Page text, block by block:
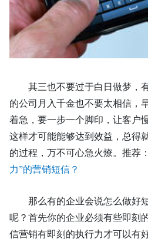
其三也不要过于白日做梦，
的公司月入千金也不要太相信，
着急，要一步一个脚印，让客户
这样才可能能够达到效益，总得
的过程，万不可心急火燎。 推荐：
力”的营销短信？
那么有的企业会说怎么做好
呢？首先你的企业必须有些即刻
信营销有即刻的执行力才可以有